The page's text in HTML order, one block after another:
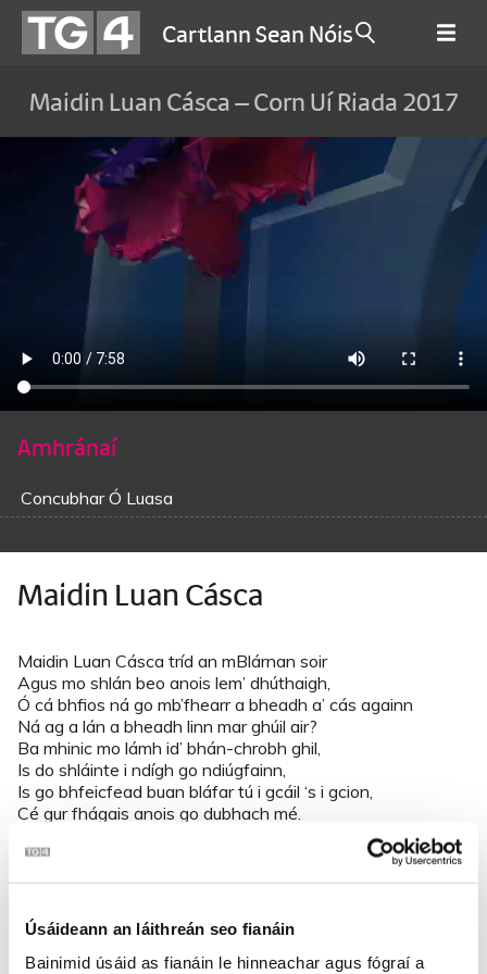
Úsáideann an láithreán seo fianáin
Bainimid úsáid as fianáin le hinneachar agus fógraí a
Cartlann Sean Nóis
Maidin Luan Cásca – Corn Uí Riada 2017
Amhránaí
Concubhar Ó Luasa
Maidin Luan Cásca
Maidin Luan Cásca tríd an mBlárnan soir
Agus mo shlán beo anois lem’ dhúthaigh,
Ó cá bhfios ná go mb’fhearr a bheadh a’ cás againn
Ná ag a lán a bheadh linn mar ghúil air?
Ba mhinic mo lámh id’ bhán-chrobh ghil,
Is do shláinte i ndígh go ndiúgfainn,
Is go bhfeicfead buan bláfar tú i gcáil ‘s i gcion,
Cé gur fhágais anois go dubhach mé.
Go mbeadh an saol againn go súgach,
Agus cead saor againn ón gciúin-fhear.
Do bheacha dhá n-aoireacht lá gréine amuigh,